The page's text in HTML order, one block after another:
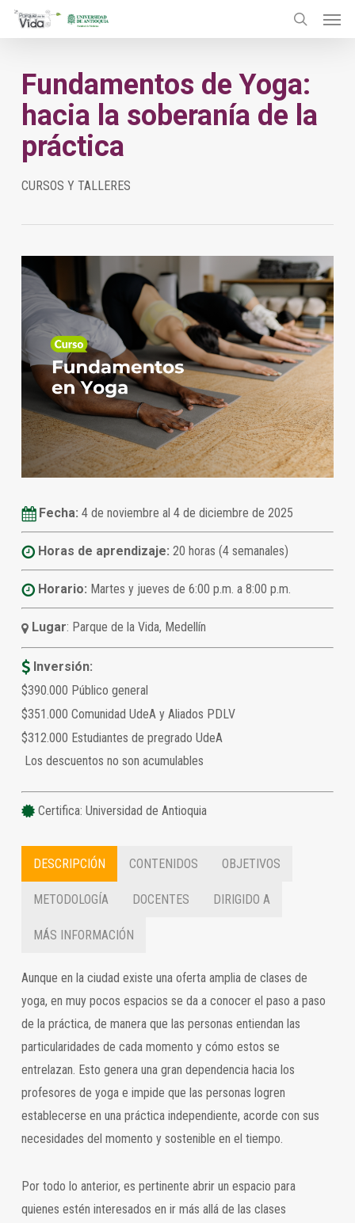
Skip
content
search
Fundamentos de Yoga:
hacia la soberanía de la
práctica
CURSOS Y TALLERES
Fecha: 4 de noviembre al 4 de diciembre de 2025
Horas de aprendizaje: 20 horas (4 semanales)
Horario: Martes y jueves de 6:00 p.m. a 8:00 p.m.
Lugar: Parque de la Vida, Medellín
Inversión:
$390.000 Público general
$351.000 Comunidad UdeA y Aliados PDLV
$312.000 Estudiantes de pregrado UdeA
Los descuentos no son acumulables
Certifica: Universidad de Antioquia
DESCRIPCIÓN CONTENIDOS OBJETIVOS
METODOLOGÍA DOCENTES DIRIGIDO A
MÁS INFORMACIÓN
Aunque en la ciudad existe una oferta amplia de clases de
yoga, en muy pocos espacios se da a conocer el paso a paso
de la práctica, de manera que las personas entiendan las
particularidades de cada momento y cómo estos se
entrelazan. Esto genera una gran dependencia hacia los
profesores de yoga e impide que las personas logren
establecerse en una práctica independiente, acorde con sus
necesidades del momento y sostenible en el tiempo.
Por todo lo anterior, es pertinente abrir un espacio para
quienes estén interesados en ir más allá de las clases